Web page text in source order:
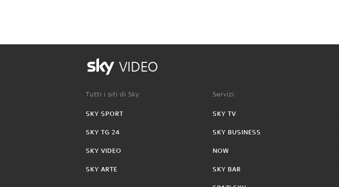
VIDEO
Tutti i siti di Sky:
SKY SPORT
SKY TG 24
SKY VIDEO
SKY ARTE
Servizi:
SKY TV
SKY BUSINESS
NOW
SKY BAR